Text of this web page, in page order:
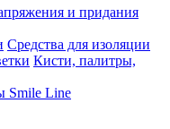
и придания
Средства для изоляции
Кисти, палитры,
Smile Line